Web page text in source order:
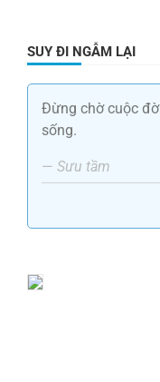
SUY ĐI NGẪM LẠI
Đừng chờ cuộc
sống.
— Sưu tầm